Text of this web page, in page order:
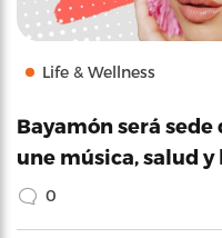
Life & Wellness
Bayamón será
une música, salud
0